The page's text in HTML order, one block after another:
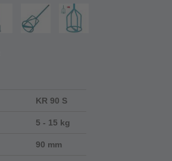
KR 90 S
5 - 15 kg
90 mm